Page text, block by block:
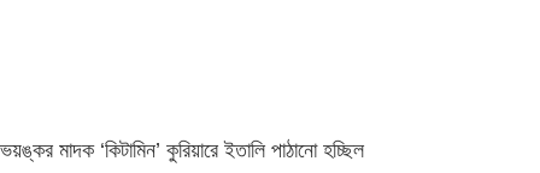
ভয়ঙ্কর মাদক ‘কিটামিন’ কুরিয়ারে ইতালি পাঠানো হচ্ছিল